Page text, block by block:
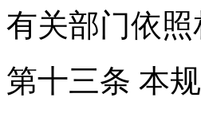
有关部门依
第十三条 本